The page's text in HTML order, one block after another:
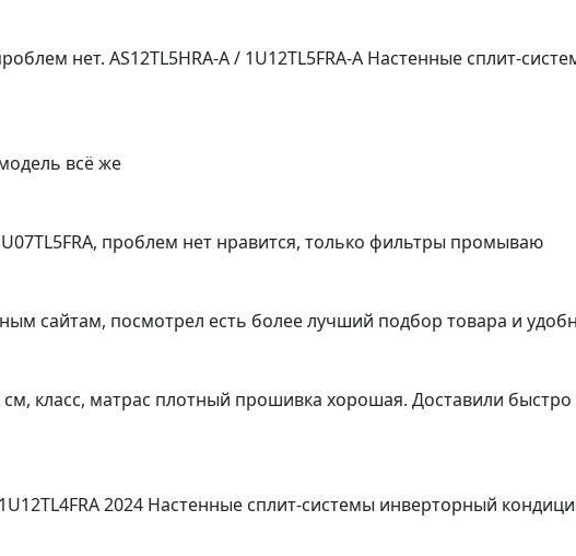
нет. AS12TL5HRA-A / 1U12TL5FRA-A Настенные сплит-
всё же
проблем нет нравится, только фильтры промываю
сайтам, посмотрел есть более лучший подбор товара и
класс, матрас плотный прошивка хорошая. Доставили
2024 Настенные сплит-системы инверторный